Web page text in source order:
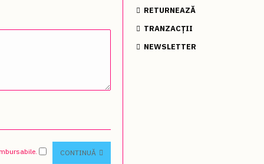
CONTINUĂ
RETURNEAZĂ
TRANZACŢII
NEWSLETTER